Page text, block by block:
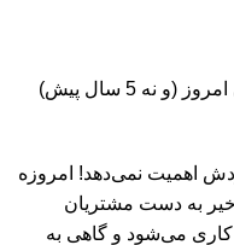
اگر بخواهم یک نقد کلی بر دیجی کالای امروز (و نه 5 سال پیش)
اهمیت نمی‌دهد! امروزه
به دست مشتریان
کاری می‌شود و گاهی به